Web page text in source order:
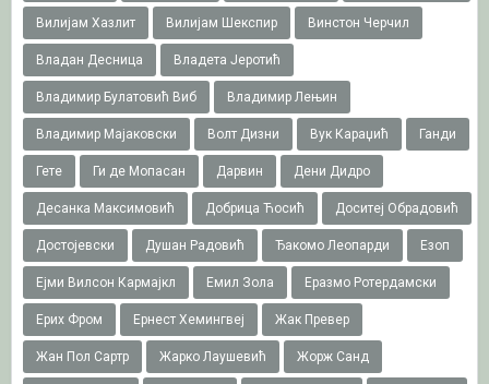
Вилијам Хазлит Вилијам Шекспир Винстон Черчил
Владан Десница Владета Јеротић
Владимир Булатовић Виб Владимир Лењин
Владимир Мајаковски Волт Дизни Вук Караџић Ганди
Гете Ги де Мопасан Дарвин Дени Дидро
Десанка Максимовић Добрица Ћосић Доситеј Обрадовић
Достојевски Душан Радовић Ђакомо Леопарди Езоп
Ејми Вилсон Кармајкл Емил Зола Еразмо Ротердамски
Ерих Фром Ернест Хемингвеј Жак Превер
Жан Пол Сартр Жарко Лаушевић Жорж Санд